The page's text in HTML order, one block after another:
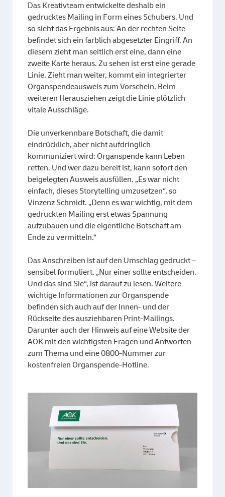
Das Kreativteam entwickelte deshalb ein
gedrucktes Mailing in Form eines Schubers. Und
so sieht das Ergebnis aus: An der rechten Seite
befindet sich ein farblich abgesetzter Eingriff. An
diesem zieht man seitlich erst eine, dann eine
zweite Karte heraus. Zu sehen ist erst eine gerade
Linie. Zieht man weiter, kommt ein integrierter
Organspendeausweis zum Vorschein. Beim
weiteren Herausziehen zeigt die Linie plötzlich
vitale Ausschläge.
Die unverkennbare Botschaft, die damit
eindrücklich, aber nicht aufdringlich
kommuniziert wird: Organspende kann Leben
retten. Und wer dazu bereit ist, kann sofort den
beigelegten Ausweis ausfüllen. „Es war nicht
einfach, dieses Storytelling umzusetzen“, so
Vinzenz Schmidt. „Denn es war wichtig, mit dem
gedruckten Mailing erst etwas Spannung
aufzubauen und die eigentliche Botschaft am
Ende zu vermitteln.“
Das Anschreiben ist auf den Umschlag gedruckt –
sensibel formuliert. „Nur einer sollte entscheiden.
Und das sind Sie“, ist darauf zu lesen. Weitere
wichtige Informationen zur Organspende
befinden sich auch auf der Innen- und der
Rückseite des ausziehbaren Print-Mailings.
Darunter auch der Hinweis auf eine Website der
AOK mit den wichtigsten Fragen und Antworten
zum Thema und eine 0800-Nummer zur
kostenfreien Organspende-Hotline.